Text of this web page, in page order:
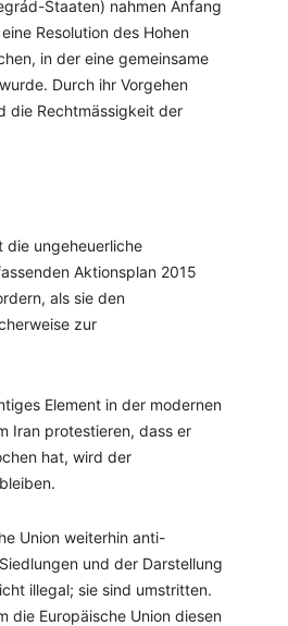
Staaten) nahmen Anfang
Resolution des Hohen
in der eine gemeinsame
Durch ihr Vorgehen
die Rechtmässigkeit der
die ungeheuerliche
Aktionsplan 2015
als sie den
zur
Element in der modernen
Iran protestieren, dass er
hat, wird der
Union weiterhin anti-
und der Darstellung
illegal; sie sind umstritten.
die Europäische Union diesen